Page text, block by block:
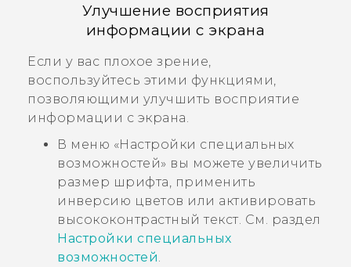
Улучшение восприятия
информации с экрана
Если у вас плохое зрение,
воспользуйтесь этими функциями,
позволяющими улучшить восприятие
информации с экрана.
В меню «Настройки специальных
возможностей» вы можете увеличить
размер шрифта, применить
инверсию цветов или активировать
высококонтрастный текст. См. раздел
Настройки специальных
возможностей.